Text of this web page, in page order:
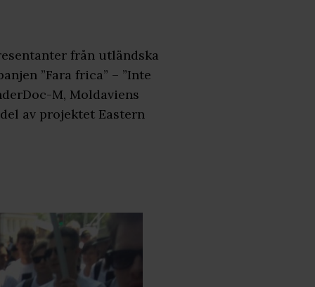
från utländska
”Fara frica” – ”Inte
M, Moldaviens
av projektet Eastern